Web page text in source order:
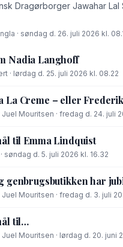
Dragørborger Jawahar Lal
· søndag d. 26. juli 2026 kl.
Nadia Langhoff
· lørdag d. 25. juli 2026 kl. 08.22
La Creme – eller
Mouritsen · fredag d. 24. juli
til Emma Lindquist
søndag d. 5. juli 2026 kl. 16.32
genbrugsbutikken har
Mouritsen · fredag d. 3. juli
til…
Mouritsen · lørdag d. 20. juni